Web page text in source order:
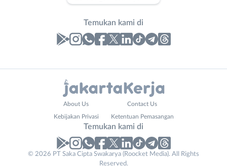
Temukan kami di
WebsiteNo. Telp /
About Us Contact Us
Kebijakan Privasi Ketentuan Pemasangan
Temukan kami di
© 2026 PT Saka Cipta Swakarya (Roocket Media). All Rights
Reserved.